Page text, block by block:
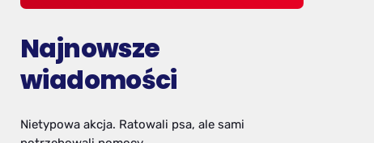
Najnowsze
wiadomości
Nietypowa akcja. Ratowali psa, ale sami